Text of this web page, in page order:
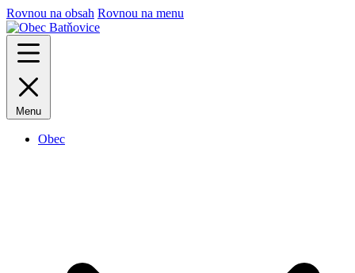
Rovnou na obsah Rovnou na menu
Menu
Obec